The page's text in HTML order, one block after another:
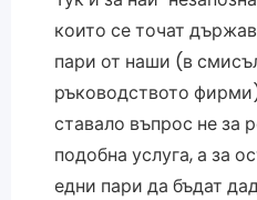
които се точат
пари от наши (в
ръководството
ставало въпрос не за
подобна услуга, а за
едни пари да бъдат